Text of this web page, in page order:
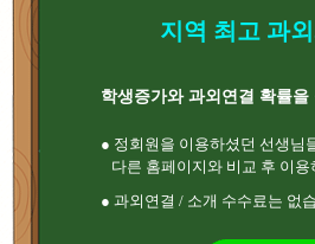
정** 수학 , 박
김** 수학 , 손
류** 영어 , 이
장** 수학/영어
김** 영어 ,
지역 최고 과
학생증가와 과외연결 확률을
● 정회원을 이용하셨던 선생님
다른 홈페이지와 비교 후 이용
● 과외연결 / 소개 수수료는 없